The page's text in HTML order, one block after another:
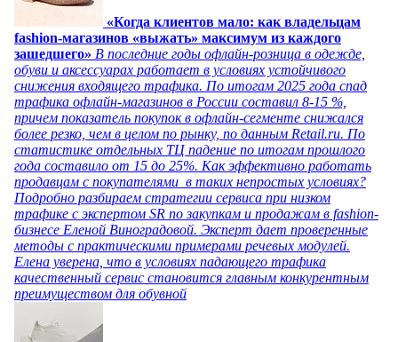
«Когда клиентов мало: как владельцам
fashion-магазинов «выжать» максимум из каждого
зашедшего» В последние годы офлайн-розница в одежде,
обуви и аксессуарах работает в условиях устойчивого
снижения входящего трафика. По итогам 2025 года спад
трафика офлайн-магазинов в России составил 8-15 %,
причем показатель покупок в офлайн-сегменте снижался
более резко, чем в целом по рынку, по данным Retail.ru. По
статистике отдельных ТЦ падение по итогам прошлого
года составило от 15 до 25%. Как эффективно работать
продавцам с покупателями в таких непростых условиях?
Подробно разбираем стратегии сервиса при низком
трафике с экспертом SR по закупкам и продажам в fashion-
бизнесе Еленой Виноградовой. Эксперт дает проверенные
методы с практическими примерами речевых модулей.
Елена уверена, что в условиях падающего трафика
качественный сервис становится главным конкурентным
преимуществом для обувной